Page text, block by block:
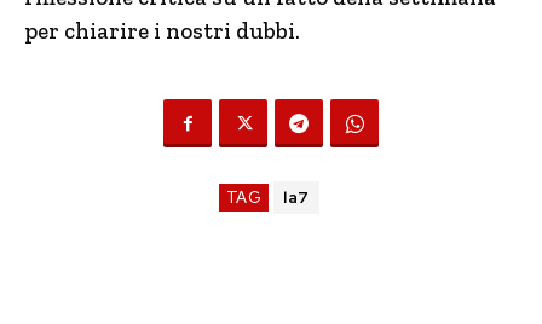
per chiarire i nostri dubbi.
TAG la7